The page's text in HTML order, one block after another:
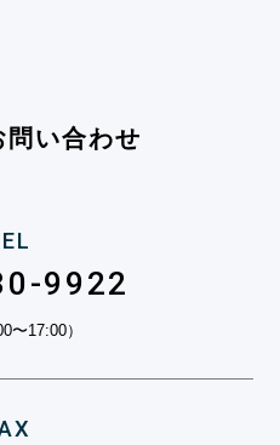
問い合わせ
9922
〜17:00）